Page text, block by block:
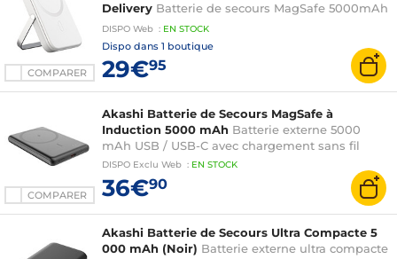
COMPARER
Delivery Batterie de secours MagSafe 5000mAh
- fonction Magsafe 15W + USB-C 20W Power
Delivery
DISPO Web : EN STOCK
Dispo dans 1 boutique
29€95
COMPARER
Akashi Batterie de Secours MagSafe à
Induction 5000 mAh Batterie externe 5000
mAh USB / USB-C avec chargement sans fil
DISPO Exclu Web : EN STOCK
36€90
Akashi Batterie de Secours Ultra Compacte 5
000 mAh (Noir) Batterie externe ultra compacte